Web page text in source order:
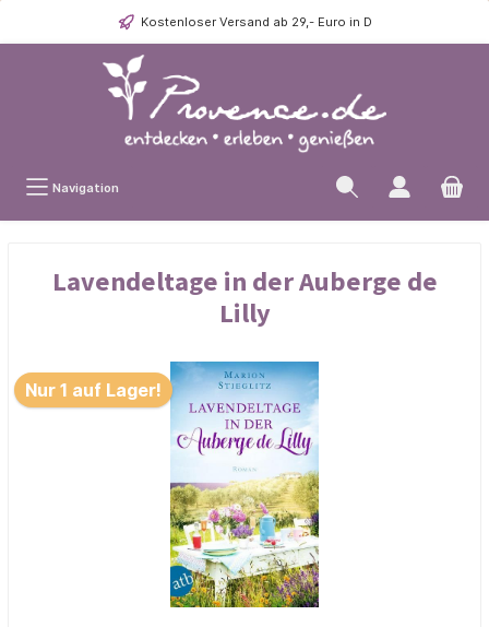
Kostenloser Versand ab 29,- Euro in D
Navigation
Lavendeltage in der Auberge de
Lilly
Nur 1 auf Lager!